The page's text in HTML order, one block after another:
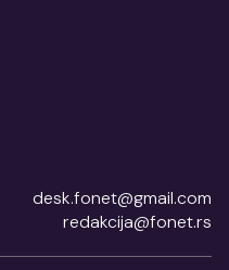
desk.fonet@gmail.com
redakcija@fonet.rs